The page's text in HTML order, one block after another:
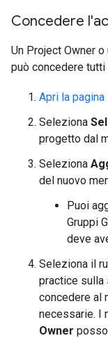
Concedere
Un Project Owner
può concedere tutti
Apri la pagina
Seleziona
progetto dal
Seleziona
del nuovo
Puoi
Gruppi
deve
Seleziona il
practice sulla
concedere al
necessarie. I
Owner